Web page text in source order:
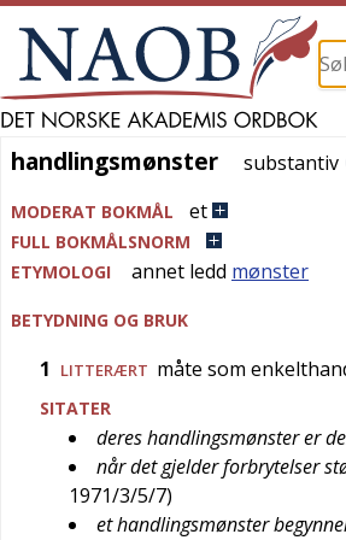
handlingsmønster
handlingsmønster substantiv
MODERAT BOKMÅL et
FULL BOKMÅLSNORM
ETYMOLOGI
annet ledd mønster
BETYDNING OG BRUK
1 LITTERÆRT måte som
SITATER
deres handlingsmønster er
når det gjelder forbrytelser
1971/3/5/7)
et handlingsmønster